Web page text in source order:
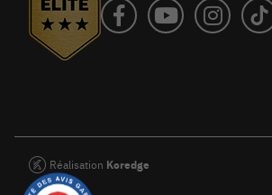
Réalisation Koredge